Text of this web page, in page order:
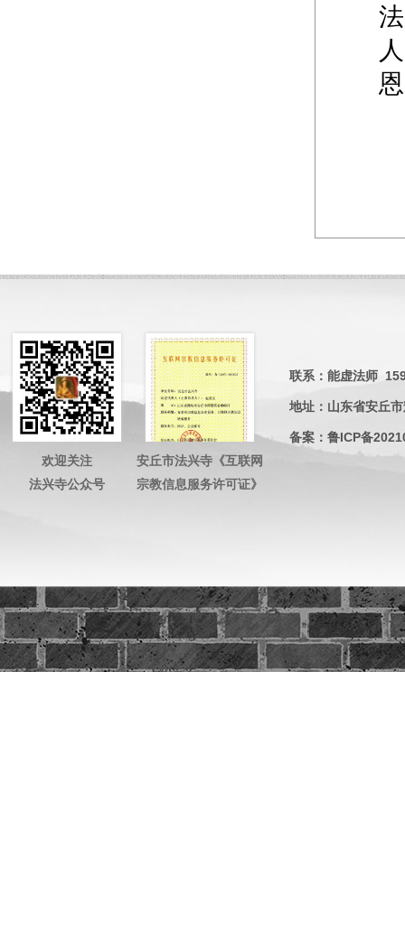
欢迎关注
法兴寺公众号
安丘市法兴寺《互联网
宗教信息服务许可证》
联系：能虚法师
地址：山东省安丘
备案： 鲁ICP备